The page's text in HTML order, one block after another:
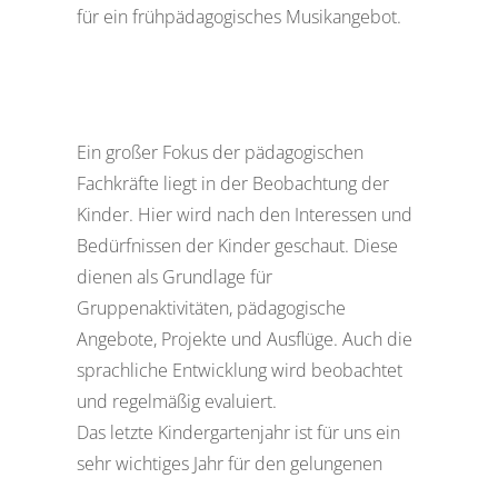
für ein frühpädagogisches Musikangebot.
Ein großer Fokus der pädagogischen
Fachkräfte liegt in der Beobachtung der
Kinder. Hier wird nach den Interessen und
Bedürfnissen der Kinder geschaut. Diese
dienen als Grundlage für
Gruppenaktivitäten, pädagogische
Angebote, Projekte und Ausflüge. Auch die
sprachliche Entwicklung wird beobachtet
und regelmäßig evaluiert.
Das letzte Kindergartenjahr ist für uns ein
sehr wichtiges Jahr für den gelungenen